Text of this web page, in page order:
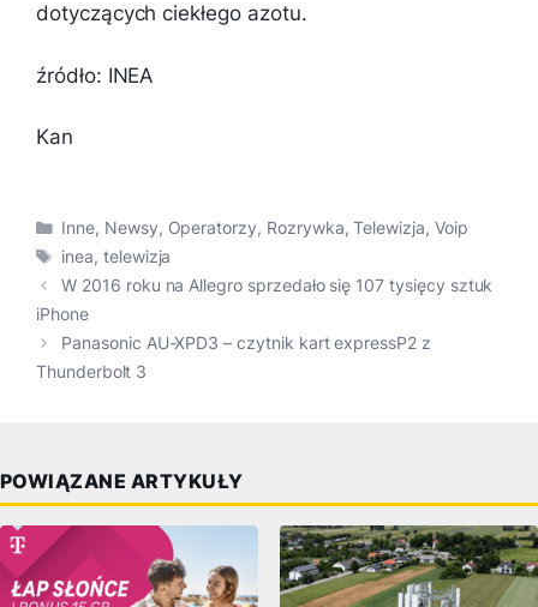
dotyczących ciekłego azotu.
źródło: INEA
Kan
Kategorie
Inne, Newsy, Operatorzy, Rozrywka,Telewizja, Voip
Tagi
inea, telewizja
W 2016 roku na Allegro sprzedało się 107 tysięcy sztuk
iPhone
Panasonic AU-XPD3 – czytnik kart expressP2 z
Thunderbolt 3
POWIĄZANE ARTYKUŁY